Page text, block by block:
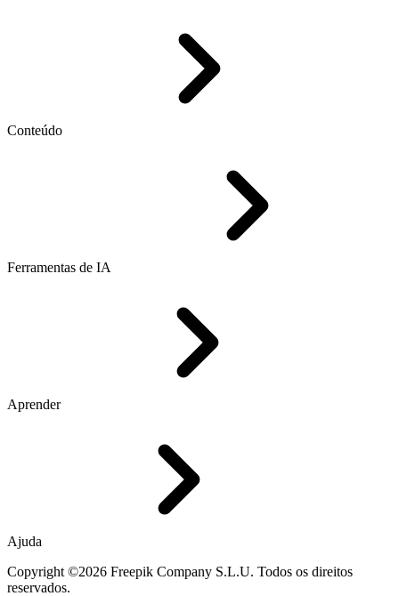
Conteúdo
Ferramentas de IA
Aprender
Ajuda
Copyright ©2026 Freepik Company S.L.U. Todos os direitos
reservados.